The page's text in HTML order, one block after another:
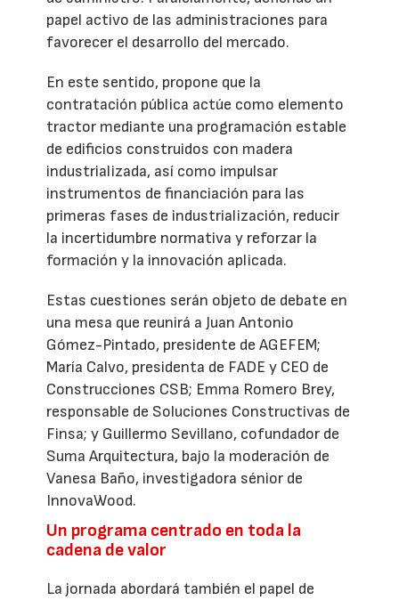
papel activo de las administraciones para
favorecer el desarrollo del mercado.
En este sentido, propone que la
contratación pública actúe como elemento
tractor mediante una programación estable
de edificios construidos con madera
industrializada, así como impulsar
instrumentos de financiación para las
primeras fases de industrialización, reducir
la incertidumbre normativa y reforzar la
formación y la innovación aplicada.
Estas cuestiones serán objeto de debate en
una mesa que reunirá a Juan Antonio
Gómez-Pintado, presidente de AGEFEM;
María Calvo, presidenta de FADE y CEO de
Construcciones CSB; Emma Romero Brey,
responsable de Soluciones Constructivas de
Finsa; y Guillermo Sevillano, cofundador de
Suma Arquitectura, bajo la moderación de
Vanesa Baño, investigadora sénior de
InnovaWood.
Un programa centrado en toda la
cadena de valor
La jornada abordará también el papel de